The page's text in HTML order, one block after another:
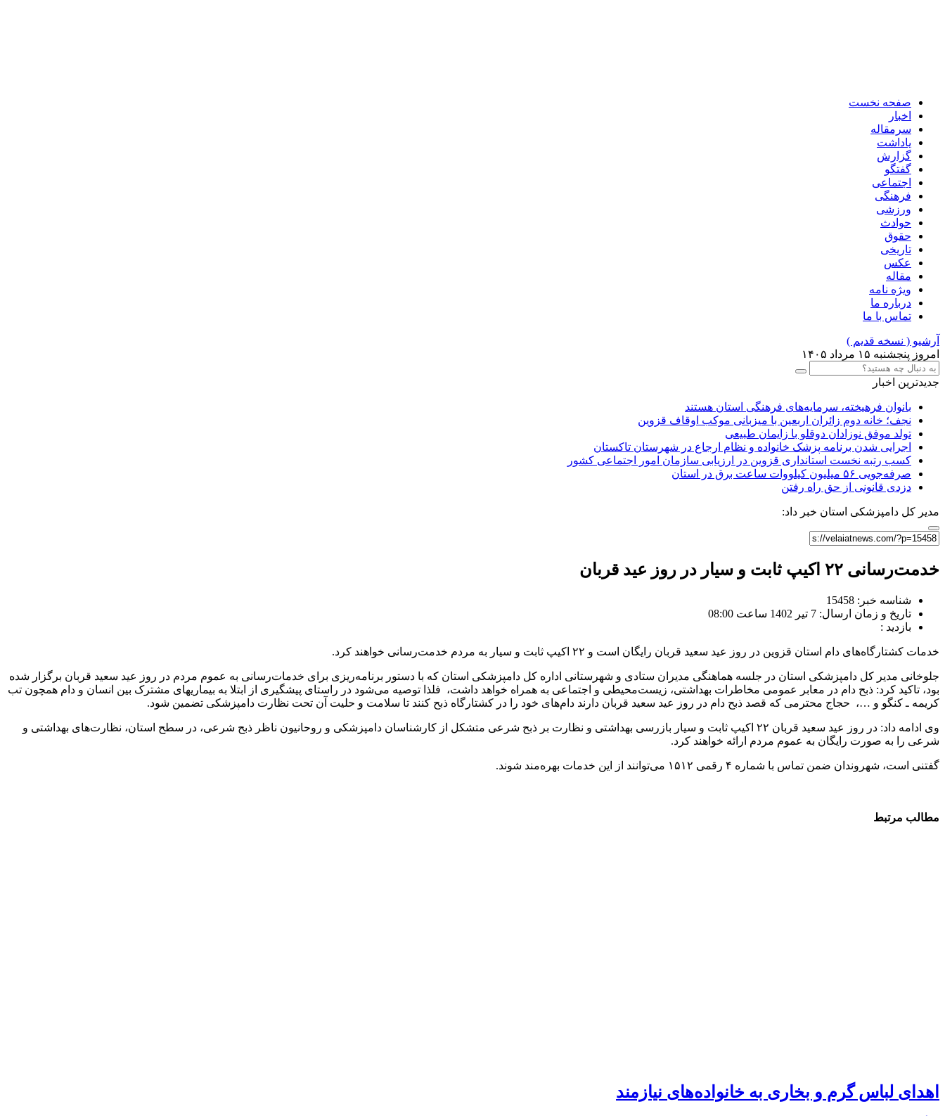
صفحه نخست
اخبار
سرمقاله
یاداشت
گزارش
گفتگو
اجتماعی
فرهنگی
ورزشی
حوادث
حقوق
تاریخی
عکس
مقاله
ویژه نامه
درباره ما
تماس با ما
آرشیو ( نسخه قدیم )
امروز پنجشنبه ۱۵ مرداد ۱۴۰۵
جدیدترین اخبار
بانوان فرهیخته، سرمایه‌های فرهنگی استان هستند
نجف؛ خانه دوم زائران اربعین با میزبانی موکب اوقاف قزوین
تولد موفق نوزادان دوقلو با زایمان طبیعی
اجرایی شدن برنامه پزشک خانواده و نظام ارجاع در شهرستان تاکستان
کسب رتبه نخست استانداری قزوین در ارزیابی سازمان امور اجتماعی کشور
صرفه‌جویی ۵۶ میلیون کیلووات‌ ساعت برق در استان
دزدی قانونی از حق راه رفتن
مدیر کل دامپزشکی استان خبر داد:
خدمت‌رسانی ۲۲ اکیپ ثابت و سیار در روز عید قربان
شناسه خبر: 15458
تاریخ و زمان ارسال: 7 تیر 1402 ساعت 08:00
بازدید :
خدمات کشتارگاه‌های دام استان قزوین در روز عید سعید قربان رایگان است و ۲۲ اکیپ ثابت و سیار به مردم خدمت‌رسانی خواهند کرد.
جلوخانی مدیر کل دامپزشکی استان در جلسه هماهنگی مدیران ستادی و شهرستانی اداره کل دامپزشکی استان که با دستور برنامه‌ریزی برای خدمات‌رسانی به عموم مردم در روز عید سعید قربان برگزار شده
بود، تاکید کرد: ذبح دام در معابر عمومی مخاطرات بهداشتی، زیست‌محیطی و اجتماعی به همراه خواهد داشت، فلذا توصیه می‌شود در راستای پیشگیری از ابتلا به بیماریهای مشترک بین انسان و دام همچون تب
کریمه ـ کنگو و …، حجاج محترمی که قصد ذبح دام در روز عید سعید قربان دارند دام‌های خود را در کشتارگاه ذبح کنند تا سلامت و حلیت آن تحت نظارت دامپزشکی تضمین شود.
وی ادامه داد: در روز عید سعید قربان ۲۲ اکیپ ثابت و سیار بازرسی بهداشتی و نظارت بر ذبح شرعی متشکل از کارشناسان دامپزشکی و روحانیون ناظر ذبح شرعی، در سطح استان، نظارت‌های بهداشتی و
شرعی را به صورت رایگان به عموم مردم ارائه خواهند کرد.
گفتنی است، شهروندان ضمن تماس با شماره ۴ رقمی ۱۵۱۲ می‌توانند از این خدمات بهره‌مند شوند.
مطالب مرتبط
اهدای لباس گرم و بخاری به خانواده‌های نیازمند